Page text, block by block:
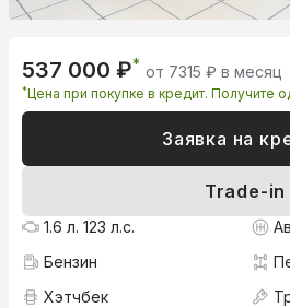
537 000 ₽* от 7315 ₽ в месяц
*Цена при покупке в кредит. Получите
Заявка на
Trade-in
1.6 л. 123 л.с.
Бензин
Хэтчбек